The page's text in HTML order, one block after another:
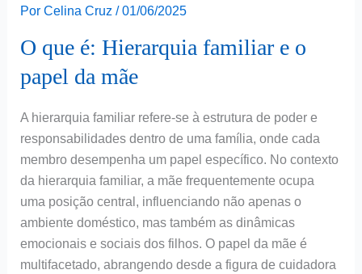
Por Celina Cruz / 01/06/2025
O que é: Hierarquia familiar e o
papel da mãe
A hierarquia familiar refere-se à estrutura de poder e
responsabilidades dentro de uma família, onde cada
membro desempenha um papel específico. No contexto
da hierarquia familiar, a mãe frequentemente ocupa
uma posição central, influenciando não apenas o
ambiente doméstico, mas também as dinâmicas
emocionais e sociais dos filhos. O papel da mãe é
multifacetado, abrangendo desde a figura de cuidadora